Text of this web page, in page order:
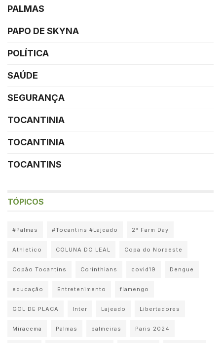
PALMAS
PAPO DE SKYNA
POLÍTICA
SAÚDE
SEGURANÇA
TOCANTINIA
TOCANTINIA
TOCANTINS
TÓPICOS
#Palmas #Tocantins #Lajeado 2° Farm Day
Athletico COLUNA DO LEAL Copa do Nordeste
Copão Tocantins Corinthians covid19 Dengue
educação Entretenimento flamengo
GOL DE PLACA Inter Lajeado Libertadores
Miracema Palmas palmeiras Paris 2024